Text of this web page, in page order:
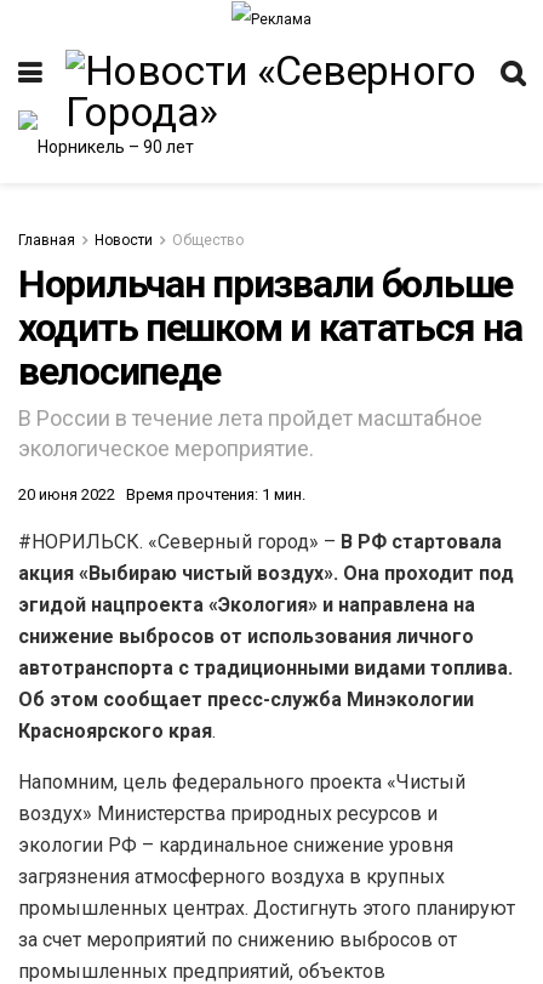
Главная Новости Общество
Норильчан призвали больше
ходить пешком и кататься на
велосипеде
В России в течение лета пройдет масштабное
экологическое мероприятие.
20 июня 2022 Время прочтения: 1 мин.
#НОРИЛЬСК. «Северный город» – В РФ стартовала
акция «Выбираю чистый воздух». Она проходит под
эгидой нацпроекта «Экология» и направлена на
снижение выбросов от использования личного
автотранспорта с традиционными видами топлива.
Об этом сообщает пресс-служба Минэкологии
Красноярского края.
Напомним, цель федерального проекта «Чистый
воздух» Министерства природных ресурсов и
экологии РФ – кардинальное снижение уровня
загрязнения атмосферного воздуха в крупных
промышленных центрах. Достигнуть этого планируют
за счет мероприятий по снижению выбросов от
промышленных предприятий, объектов